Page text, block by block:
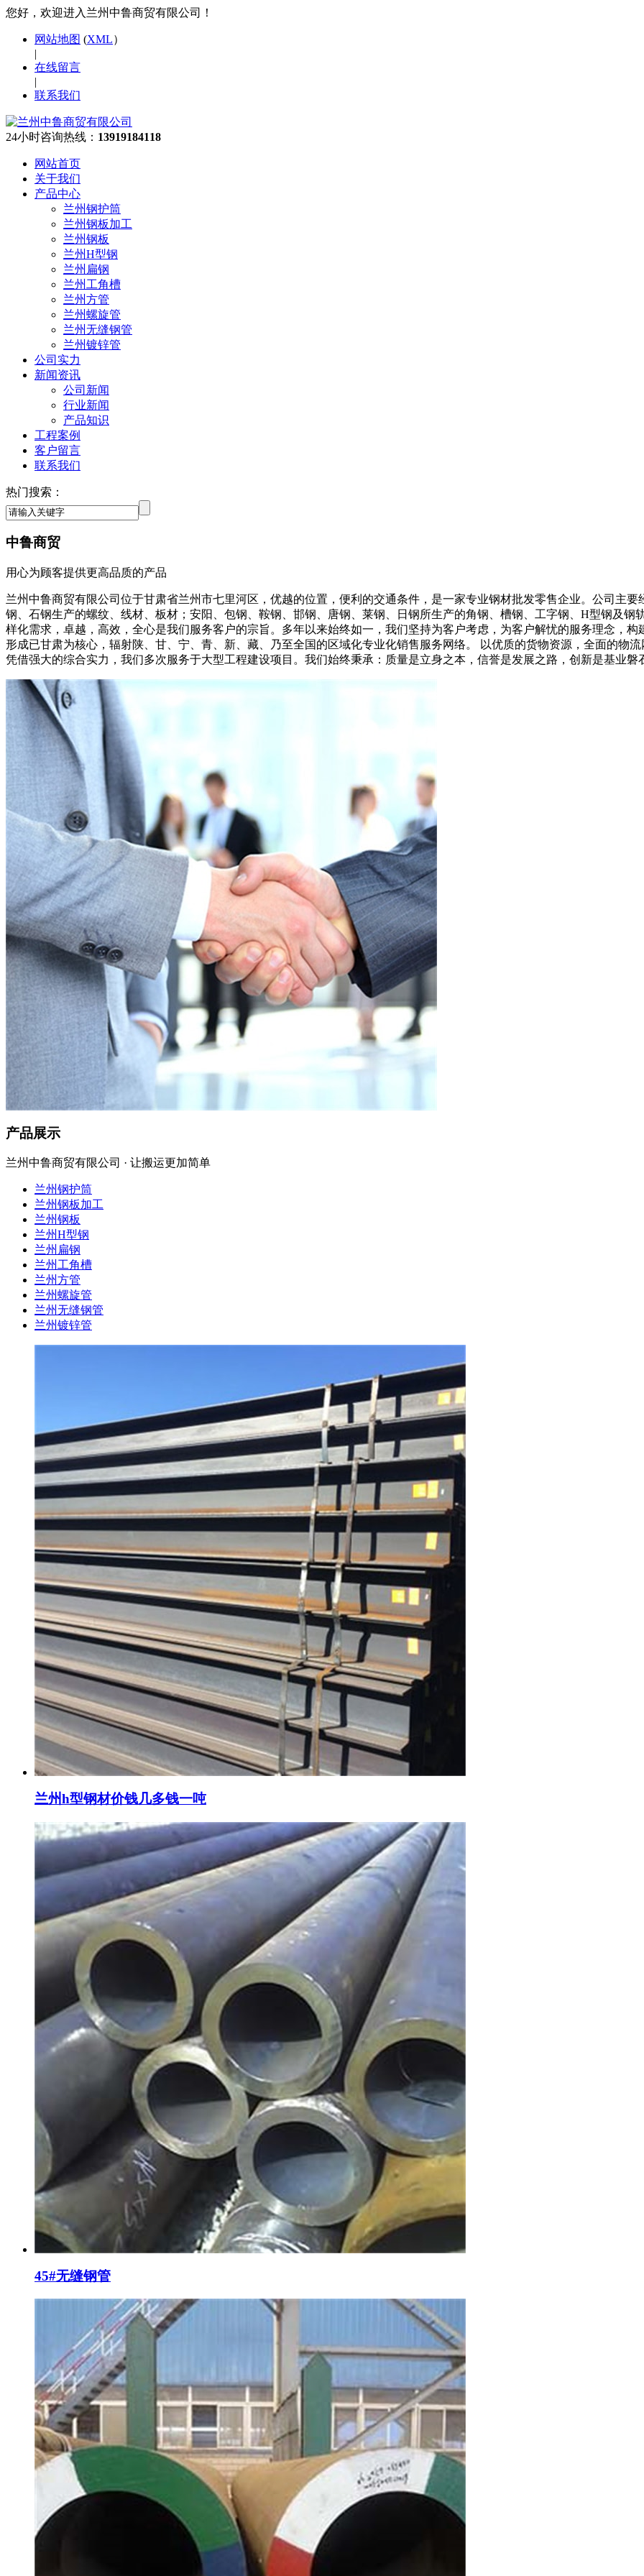
您好，欢迎进入兰州中鲁商贸有限公司！
网站地图 (XML）
|
在线留言
|
联系我们
24小时咨询热线： 13919184118
网站首页
关于我们
产品中心
兰州钢护筒
兰州钢板加工
兰州钢板
兰州H型钢
兰州扁钢
兰州工角槽
兰州方管
兰州螺旋管
兰州无缝钢管
兰州镀锌管
公司实力
新闻资讯
公司新闻
行业新闻
产品知识
工程案例
客户留言
联系我们
热门搜索：
中鲁商贸
用心为顾客提供更高品质的产品
兰州中鲁商贸有限公司位于甘肃省兰州市七里河区，优越的位置，便利的交通条件，是一家专业钢材批发零售企业。公司主
钢、石钢生产的螺纹、线材、板材；安阳、包钢、鞍钢、邯钢、唐钢、莱钢、日钢所生产的角钢、槽钢、工字钢、H型钢及
样化需求，卓越，高效，全心是我们服务客户的宗旨。多年以来始终如一，我们坚持为客户考虑，为客户解忧的服务理念，
形成已甘肃为核心，辐射陕、甘、宁、青、新、藏、乃至全国的区域化专业化销售服务网络。 以优质的货物资源，全面的物
凭借强大的综合实力，我们多次服务于大型工程建设项目。我们始终秉承：质量是立身之本，信誉是发展之路，创新是基业磐
产品展示
兰州中鲁商贸有限公司 · 让搬运更加简单
兰州钢护筒
兰州钢板加工
兰州钢板
兰州H型钢
兰州扁钢
兰州工角槽
兰州方管
兰州螺旋管
兰州无缝钢管
兰州镀锌管
兰州h型钢材价钱几多钱一吨
45#无缝钢管